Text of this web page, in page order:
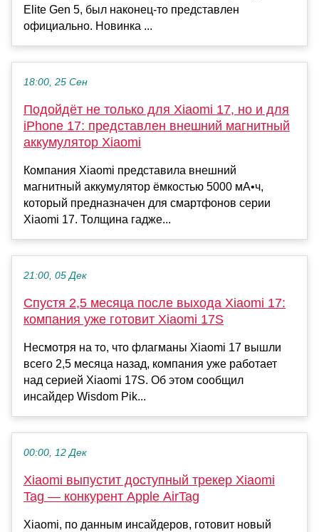
Elite Gen 5, был наконец-то представлен
официально. Новинка ...
18:00, 25 Сен
Подойдёт не только для Xiaomi 17, но и для
iPhone 17: представлен внешний магнитный
аккумулятор Xiaomi
Компания Xiaomi представила внешний
магнитный аккумулятор ёмкостью 5000 мА•ч,
который предназначен для смартфонов серии
Xiaomi 17. Толщина гадже...
21:00, 05 Дек
Спустя 2,5 месяца после выхода Xiaomi 17:
компания уже готовит Xiaomi 17S
Несмотря на то, что флагманы Xiaomi 17 вышли
всего 2,5 месяца назад, компания уже работает
над серией Xiaomi 17S. Об этом сообщил
инсайдер Wisdom Pik...
00:00, 12 Дек
Xiaomi выпустит доступный трекер Xiaomi
Tag — конкурент Apple AirTag
Xiaomi, по данным инсайдеров, готовит новый